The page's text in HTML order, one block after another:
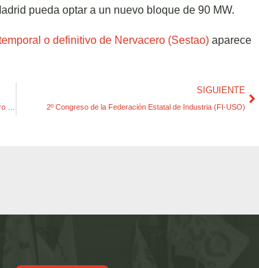
pueda optar a un nuevo bloque de 90 MW.
o definitivo de Nervacero (Sestao) aparece
SIGUIENTE
2º Congreso de la Federación Estatal de Industria (FI-USO)